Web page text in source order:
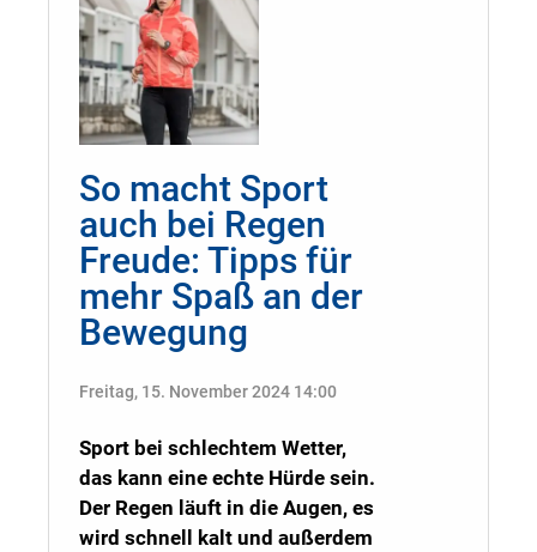
So macht Sport
auch bei Regen
Freude: Tipps für
mehr Spaß an der
Bewegung
Freitag, 15. November 2024 14:00
Sport bei schlechtem Wetter,
das kann eine echte Hürde sein.
Der Regen läuft in die Augen, es
wird schnell kalt und außerdem